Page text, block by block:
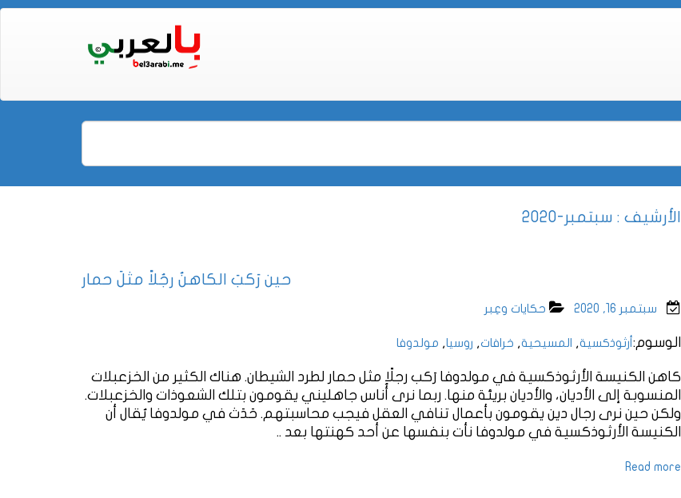
الأرشيف : سبتمبر-2020
حين رَكبَ الكاهنُ رجُلاً مثلَ حمار
سبتمبر 16, 2020 حكايات وعِبر
الوسوم: أرثوذكسية, المسيحية, خرافات, روسيا, مولدوفا
كاهن الكنيسة الأرثوذكسية في مولدوفا رَكب رجلًا مثل حمار لطرد الشيطان. هناك الكثير من الخزعبلات
المنسوبة إلى الأديان، والأديان بريئة منها. ربما نرى أُناس جاهليني يقومون بتلك الشعوذات والخزعبلات.
ولكن حين نرى رجال دين يقومون بأعمال تنافي العقل فيجب محاسبتهم. حَدَث في مولدوفا يُقال أن
الكنيسة الأرثوذكسية في مولدوفا نأت بنفسها عن أحد كهنتها بعد ..
Read more